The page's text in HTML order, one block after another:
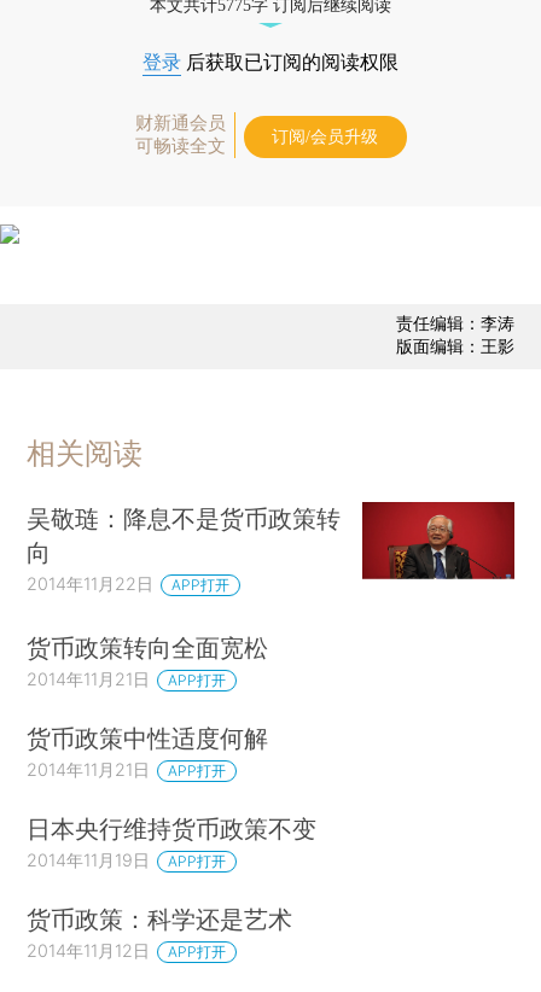
本文共计5775字 订阅后继续阅读
登录 后获取已订阅的阅读权限
财新通会员
可畅读全文
订阅/会员升级
责任编辑：李涛
版面编辑：王影
相关阅读
吴敬琏：降息不是货币政策转
向
2014年11月22日 APP打开
货币政策转向全面宽松
2014年11月21日 APP打开
货币政策中性适度何解
2014年11月21日 APP打开
日本央行维持货币政策不变
2014年11月19日 APP打开
货币政策：科学还是艺术
2014年11月12日 APP打开